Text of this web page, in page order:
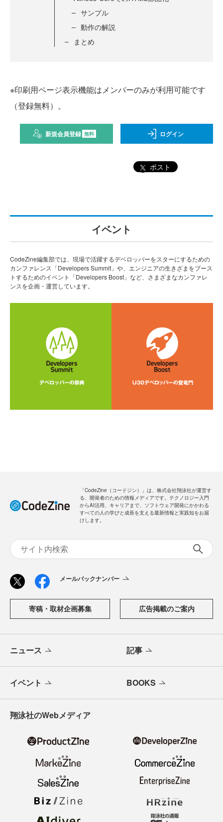
サンプル
動作の解説
まとめ
※印刷用ページ表示機能はメンバーのみが利用可能です
（登録無料）。
新規会員登録 無料 ログイン
ポスト
イベント
CodeZine編集部では、現場で活躍するデベロッパーをスターにするための
カンファレンス「Developers Summit」や、エンジニアの生きざまをブース
トするためのイベント「Developers Boost」など、さまざまなカンファレ
ンスを企画・運営しています。
「CodeZine（コードジン）」は、株式会社翔泳社が運営す
る、開発者のための情報メディアです。テクノロジー入門
からAI活用、キャリアまで、ソフトウェア開発にかかわる
すべての人の学びと成長を支える最新情報と実践知をお届
けします。
メールバックナンバー
寄稿・取材企画募集 広告掲載のご案内
ニュース 記事
イベント BOOKS
翔泳社のWebメディア